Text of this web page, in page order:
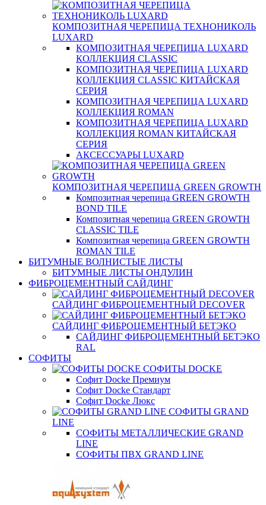
КОМПОЗИТНАЯ ЧЕРЕПИЦА ТЕХНОНИКОЛЬ
LUXARD
КОМПОЗИТНАЯ ЧЕРЕПИЦА LUXARD
КОЛЛЕКЦИЯ CLASSIC
КОМПОЗИТНАЯ ЧЕРЕПИЦА LUXARD
КОЛЛЕКЦИЯ CLASSIC КИТАЙСКАЯ
СЕРИЯ
КОМПОЗИТНАЯ ЧЕРЕПИЦА LUXARD
КОЛЛЕКЦИЯ ROMAN
КОМПОЗИТНАЯ ЧЕРЕПИЦА LUXARD
КОЛЛЕКЦИЯ ROMAN КИТАЙСКАЯ
СЕРИЯ
АКСЕССУАРЫ LUXARD
КОМПОЗИТНАЯ ЧЕРЕПИЦА GREEN GROWTH
Композитная черепица GREEN GROWTH
BOND TILE
Композитная черепица GREEN GROWTH
CLASSIC TILE
Композитная черепица GREEN GROWTH
ROMAN TILE
БИТУМНЫЕ ВОЛНИСТЫЕ ЛИСТЫ
БИТУМНЫЕ ЛИСТЫ ОНДУЛИН
ФИБРОЦЕМЕНТНЫЙ САЙДИНГ
САЙДИНГ ФИБРОЦЕМЕНТНЫЙ DECOVER
САЙДИНГ ФИБРОЦЕМЕНТНЫЙ БЕТЭКО
САЙДИНГ ФИБРОЦЕМЕНТНЫЙ БЕТЭКО
RAL
СОФИТЫ
СОФИТЫ DOCKE
Софит Docke Премиум
Софит Docke Стандарт
Софит Docke Люкс
СОФИТЫ GRAND
LINE
СОФИТЫ МЕТАЛЛИЧЕСКИЕ GRAND
LINE
СОФИТЫ ПВХ GRAND LINE